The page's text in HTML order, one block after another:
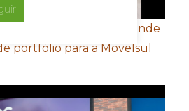
novo conceito de estande
portfólio para a Movelsul